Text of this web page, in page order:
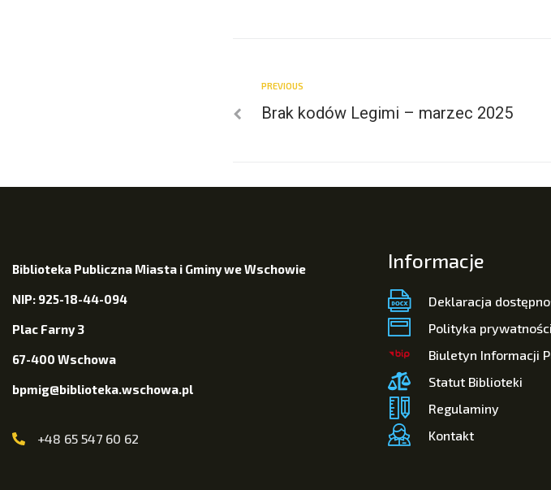
PREVIOUS
Brak kodów Legimi – marzec 2025
Biblioteka Publiczna Miasta i Gminy we Wschowie
NIP: 925-18-44-094
Plac Farny 3
67-400 Wschowa
bpmig@biblioteka.wschowa.pl
+48 65 547 60 62
Informacje
Deklaracja
Polityka prywatności
Biuletyn Informacji
Statut Biblioteki
Regulaminy
Kontakt